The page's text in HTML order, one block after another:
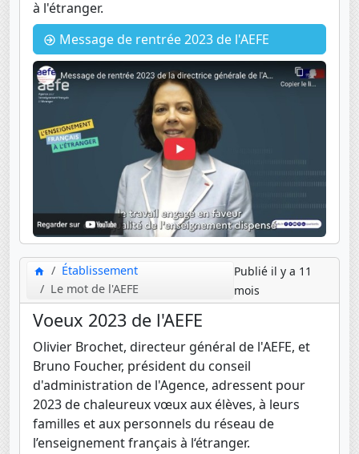
à l'étranger.
Message de rentrée 2023 de l'AEFE
Établissement
Le mot de l'AEFE
Publié il y a 11
mois
Voeux 2023 de l'AEFE
Olivier Brochet, directeur général de l'AEFE, et
Bruno Foucher, président du conseil
d'administration de l'Agence, adressent pour
2023 de chaleureux vœux aux élèves, à leurs
familles et aux personnels du réseau de
l’enseignement français à l‘étranger.